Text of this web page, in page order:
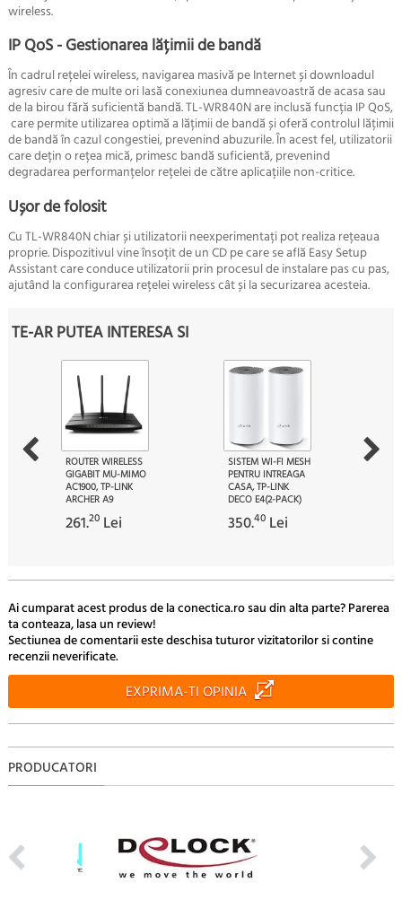
wireless.
IP QoS - Gestionarea lățimii de bandă
În cadrul rețelei wireless, navigarea masivă pe Internet și downloadul
agresiv care de multe ori lasă conexiunea dumneavoastră de acasa sau
de la birou fără suficientă bandă. TL-WR840N are inclusă funcția IP QoS,
care permite utilizarea optimă a lățimii de bandă și oferă controlul lățimii
de bandă în cazul congestiei, prevenind abuzurile. În acest fel, utilizatorii
care dețin o rețea mică, primesc bandă suficientă, prevenind
degradarea performanțelor rețelei de către aplicațiile non-critice.
Ușor de folosit
Cu TL-WR840N chiar și utilizatorii neexperimentați pot realiza rețeaua
proprie. Dispozitivul vine însoțit de un CD pe care se află Easy Setup
Assistant care conduce utilizatorii prin procesul de instalare pas cu pas,
ajutând la configurarea rețelei wireless cât și la securizarea acesteia.
TE-AR PUTEA INTERESA SI
ROUTER WIRELESS
GIGABIT MU-MIMO
AC1900, TP-LINK
ARCHER A9
261.20 Lei
SISTEM WI-FI MESH
PENTRU INTREAGA
CASA, TP-LINK
DECO E4(2-PACK)
350.40 Lei
Ai cumparat acest produs de la conectica.ro sau din alta parte? Parerea
ta conteaza, lasa un review!
Sectiunea de comentarii este deschisa tuturor vizitatorilor si contine
recenzii neverificate.
EXPRIMA-TI OPINIA
PRODUCATORI